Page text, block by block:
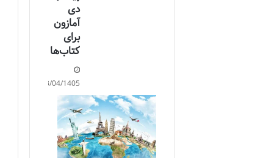
دی
آمازون
برای
کتاب‌ها
23/04/1405